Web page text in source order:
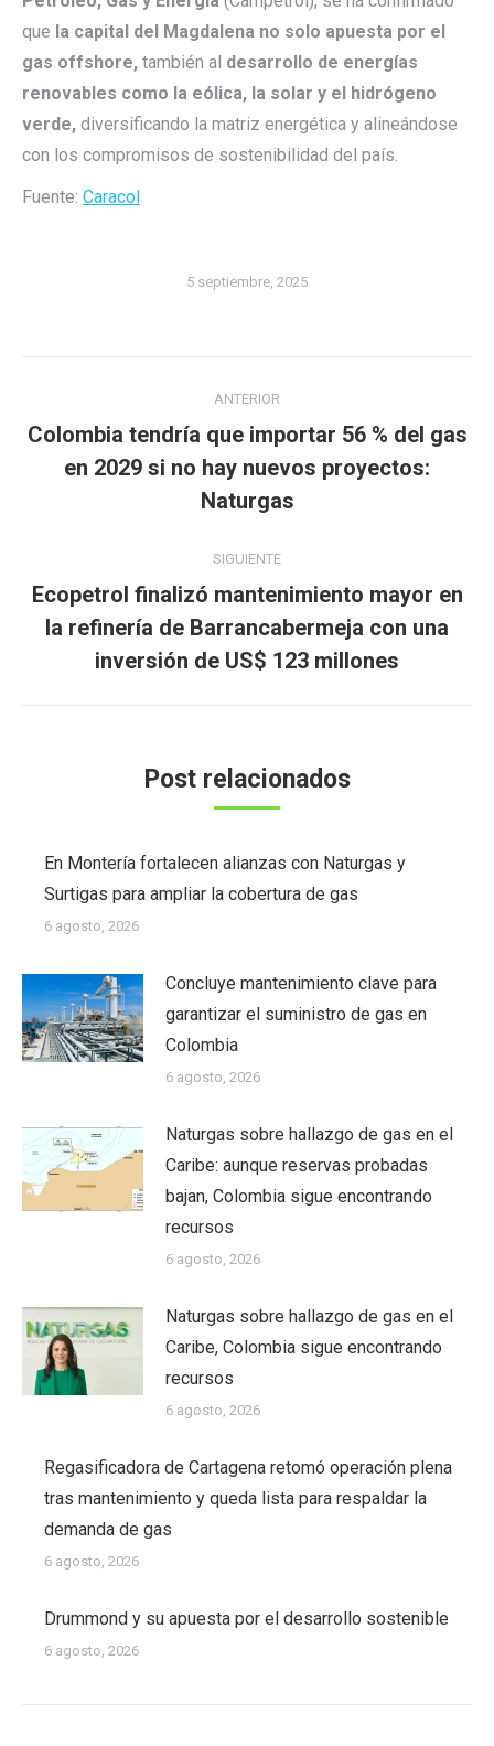
que la capital del Magdalena no solo apuesta por el
gas offshore, también al desarrollo de energías
renovables como la eólica, la solar y el hidrógeno
verde, diversificando la matriz energética y alineándose
con los compromisos de sostenibilidad del país.
Fuente: Caracol
5 septiembre, 2025
entre
publicaciones
ANTERIOR
Publicación
anterior:
Colombia tendría que importar 56 % del gas
en 2029 si no hay nuevos proyectos:
Naturgas
SIGUIENTE
Publicación
siguiente:
Ecopetrol finalizó mantenimiento mayor en
la refinería de Barrancabermeja con una
inversión de US$ 123 millones
Post relacionados
En Montería fortalecen alianzas con Naturgas y
Surtigas para ampliar la cobertura de gas
6 agosto, 2026
Concluye mantenimiento clave para
garantizar el suministro de gas en
Colombia
6 agosto, 2026
Naturgas sobre hallazgo de gas en el
Caribe: aunque reservas probadas
bajan, Colombia sigue encontrando
recursos
6 agosto, 2026
Naturgas sobre hallazgo de gas en el
Caribe, Colombia sigue encontrando
recursos
6 agosto, 2026
Regasificadora de Cartagena retomó operación plena
tras mantenimiento y queda lista para respaldar la
demanda de gas
6 agosto, 2026
Drummond y su apuesta por el desarrollo sostenible
6 agosto, 2026